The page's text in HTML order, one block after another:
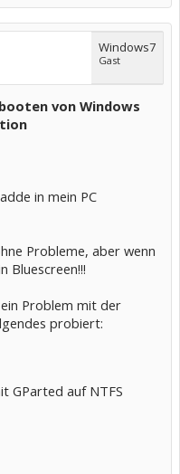
Windows7
Gast
von Windows
in mein PC
Probleme, aber wenn
Bluescreen!!!
Problem mit der
probiert:
GParted auf NTFS